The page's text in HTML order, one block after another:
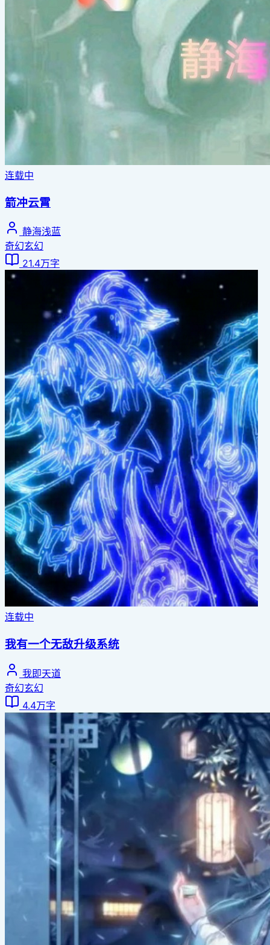
连载中
箭冲云霄
静海浅蓝
奇幻玄幻
21.4万字
连载中
我有一个无敌升级系统
我即天道
奇幻玄幻
4.4万字